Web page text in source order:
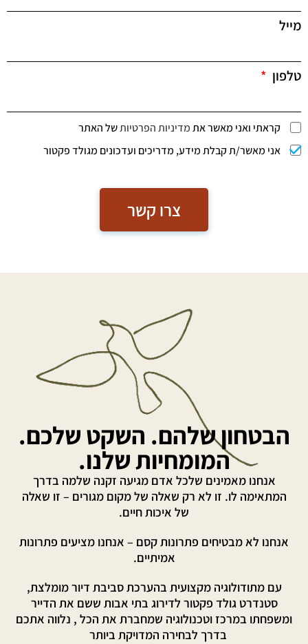
מייל
טלפון
קראתי ואני מאשר אתמדיניות הפרטיותשל האתר
אני מאשר/ת קבלת מידע, מדריכים ועדכונים מגולד פקטור
צרו קשר
הבטחון שלהם. השקט שלכם.
המומחיות שלנו.
אנחנו מאמינים שלכל אדם מגיעה זקנה שלמה בדרך
המתאימה לו. זו לא רק שאלה של מקום מגורים – זו שאלה
של איכות חיים.
אנחנו לא מבטיחים פתרונות קסם – אנחנו מציעים פתרונות
אמיתיים.
עם מתודולוגיה מקצועית בהערכת סביבת דיור מומלצת,
סטנדרט גולד פקטור לדירוג בתי אבות ששם את הדייר
ומשפחתו במרכז וטכנולוגיה שמחברת את הכל , נלווה אתכם
בדרך לבחירה המדויקת ביותר